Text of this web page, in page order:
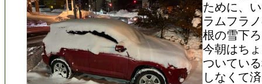
ために、
ラムフラ
根の雪下
今朝はち
ついてい
しなくて